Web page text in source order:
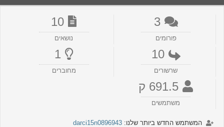
3
פורומים
10
נושאים
10
שרשורים
1
מחוברים
691.5 ק
משתמשים
המשתמש החדש ביותר שלנו: darci15n0896943